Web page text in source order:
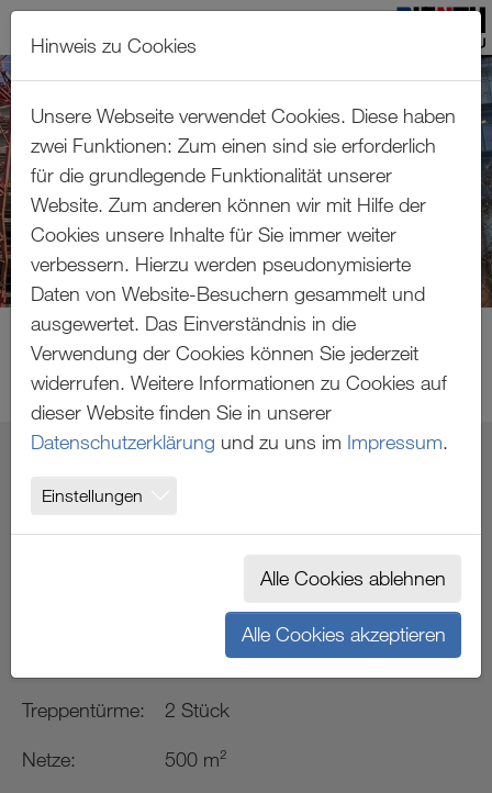
Zum Hauptinhalt springen
BV ROTEBÜHLPLATZ
STUTTGART
2.200 m²
Treppentürme: 2 Stück
Netze: 500 m²
Hinweis zu Cookies
Unsere Webseite verwendet Cookies. Diese haben
zwei Funktionen: Zum einen sind sie erforderlich
für die grundlegende Funktionalität unserer
Website. Zum anderen können wir mit Hilfe der
Cookies unsere Inhalte für Sie immer weiter
verbessern. Hierzu werden pseudonymisierte
Daten von Website-Besuchern gesammelt und
ausgewertet. Das Einverständnis in die
Verwendung der Cookies können Sie jederzeit
widerrufen. Weitere Informationen zu Cookies auf
dieser Website finden Sie in unserer
Datenschutzerklärung und zu uns im Impressum.
Einstellungen
Alle Cookies ablehnen
Alle Cookies akzeptieren